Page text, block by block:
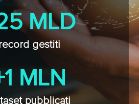
MLD
gestiti
MLN
pubblicati